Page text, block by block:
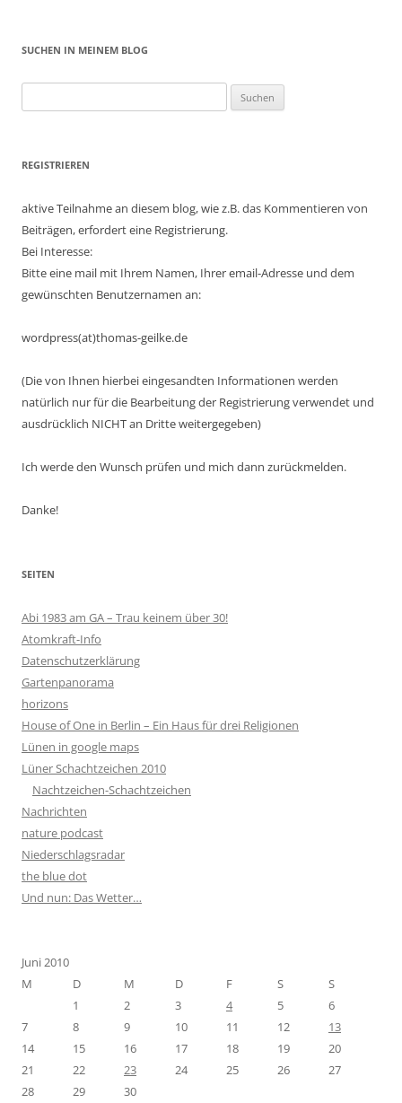
SUCHEN IN MEINEM BLOG
nach:
REGISTRIEREN
aktive Teilnahme an diesem blog, wie z.B. das Kommentieren von
Beiträgen, erfordert eine Registrierung.
Bei Interesse:
Bitte eine mail mit Ihrem Namen, Ihrer email-Adresse und dem
gewünschten Benutzernamen an:
wordpress(at)thomas-geilke.de
(Die von Ihnen hierbei eingesandten Informationen werden
natürlich nur für die Bearbeitung der Registrierung verwendet und
ausdrücklich NICHT an Dritte weitergegeben)
Ich werde den Wunsch prüfen und mich dann zurückmelden.
Danke!
SEITEN
Abi 1983 am GA – Trau keinem über 30!
Atomkraft-Info
Datenschutzerklärung
Gartenpanorama
horizons
House of One in Berlin – Ein Haus für drei Religionen
Lünen in google maps
Lüner Schachtzeichen 2010
Nachtzeichen-Schachtzeichen
Nachrichten
nature podcast
Niederschlagsradar
the blue dot
Und nun: Das Wetter…
Juni 2010
M
D M D F S
S
1
2 3 4 5
6
7
8 9 10 11 12
13
14
15 16 17 18 19
20
21
22 23 24 25 26
27
28
29
30